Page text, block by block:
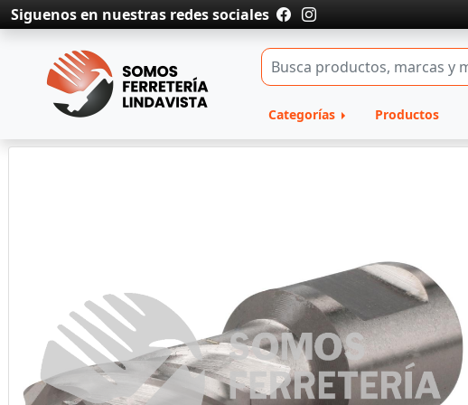
Siguenos en nuestras redes sociales
Categorías Productos